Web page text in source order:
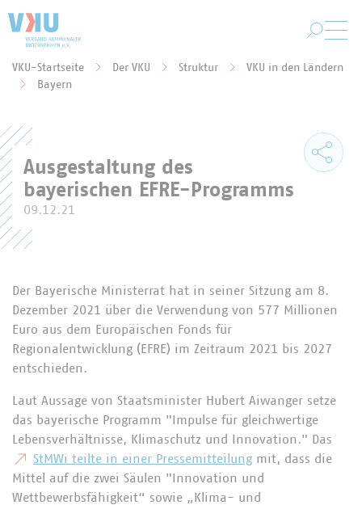
Sie befinden sich hier:
VKU-Startseite Der VKU Struktur
VKU in den Ländern
Bayern
Ausgestaltung des
bayerischen EFRE-Programms
09.12.21
Der Bayerische Ministerrat hat in seiner Sitzung am 8.
Dezember 2021 über die Verwendung von 577 Millionen
Euro aus dem Europäischen Fonds für
Regionalentwicklung (EFRE) im Zeitraum 2021 bis 2027
entschieden.
Laut Aussage von Staatsminister Hubert Aiwanger setze
das bayerische Programm "Impulse für gleichwertige
Lebensverhältnisse, Klimaschutz und Innovation." Das
StMWi teilte in einer Pressemitteilung mit, dass die
Mittel auf die zwei Säulen "Innovation und
Wettbewerbsfähigkeit“ sowie „Klima- und